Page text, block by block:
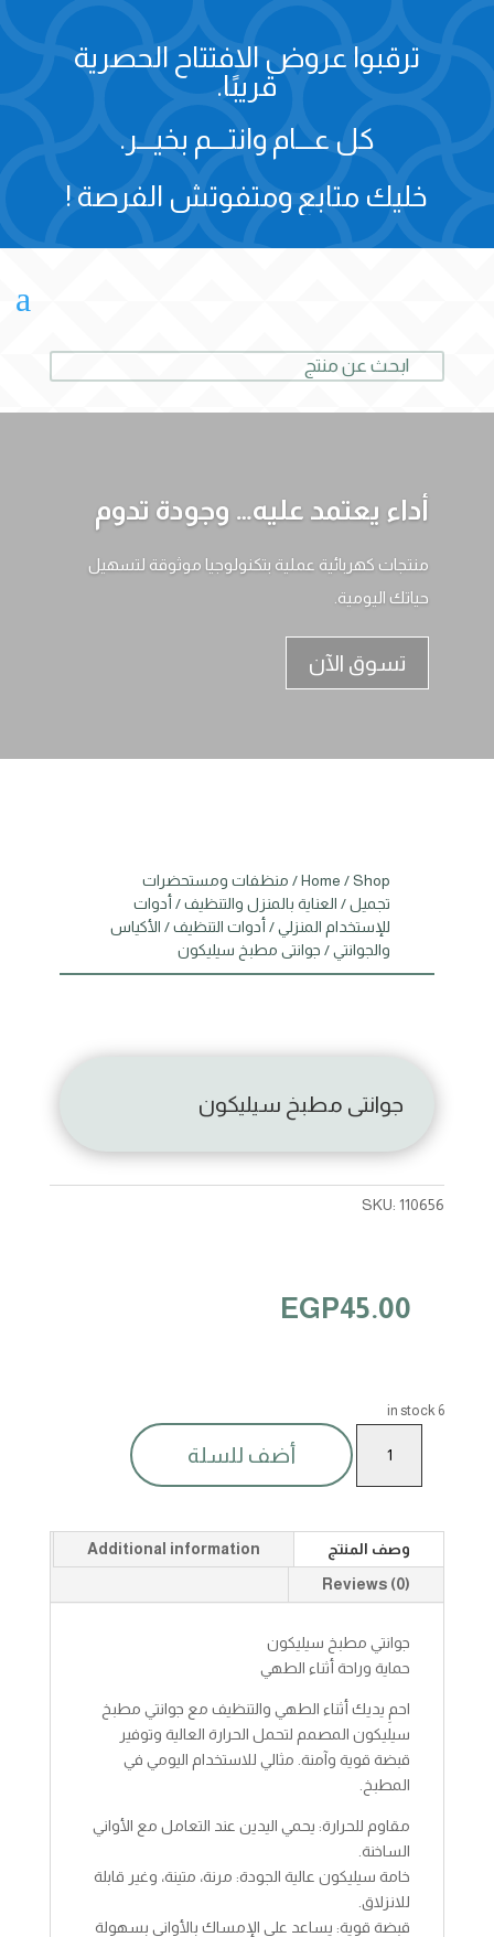
ترقبوا عروض الافتتاح الحصرية
قريبًا.
كل عـــام وانتـــم بخيـــر.
خليك متابع ومتفوتش الفرصة !
a
أداء يعتمد عليه… وجودة تدوم
منتجات كهربائية عملية بتكنولوجيا موثوقة لتسهيل
حياتك اليومية.
تسوق الآن
Home /Shop
/ منظفات ومستحضرات
تجميل/ العناية بالمنزل والتنظيف/ أدوات
للإستخدام المنزلي/ أدوات التنظيف/ الأكياس
والجوانتي/ جوانتى مطبخ سيليكون
جوانتى مطبخ سيليكون
SKU:110656
EGP45.00
6 in stock
مطبخ
أضف للسلة
وصف المنتج
Additional information
Reviews (0)
جوانتي مطبخ سيليكون
حماية وراحة أثناء الطهي
احمِ يديك أثناء الطهي والتنظيف مع جوانتي مطبخ
سيليكون المصمم لتحمل الحرارة العالية وتوفير
قبضة قوية وآمنة. مثالي للاستخدام اليومي في
المطبخ.
مقاوم للحرارة: يحمي اليدين عند التعامل مع الأواني
الساخنة.
خامة سيليكون عالية الجودة: مرنة، متينة، وغير قابلة
للانزلاق.
قبضة قوية: يساعد على الإمساك بالأواني بسهولة